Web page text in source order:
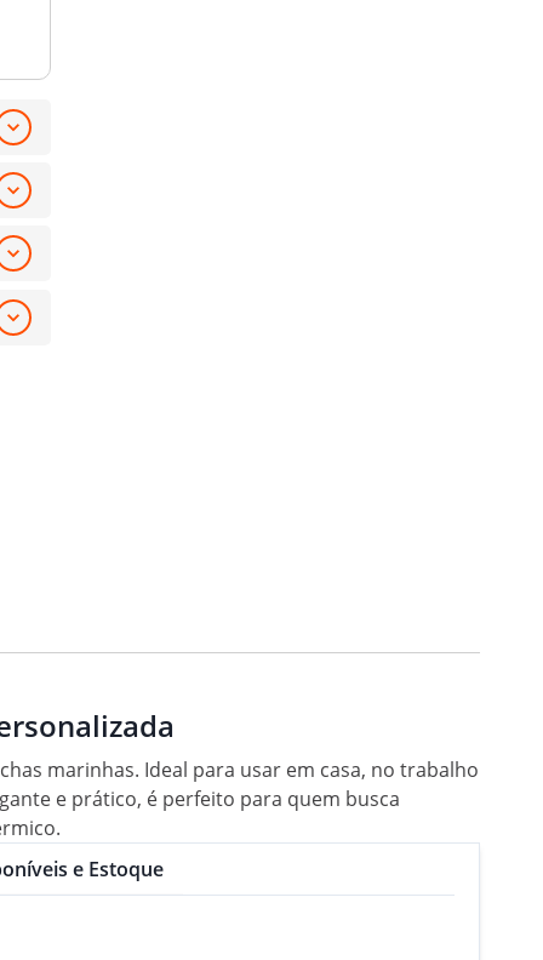
marinhas. Ideal para usar em casa, no trabalho
e prático, é perfeito para quem busca
e Estoque